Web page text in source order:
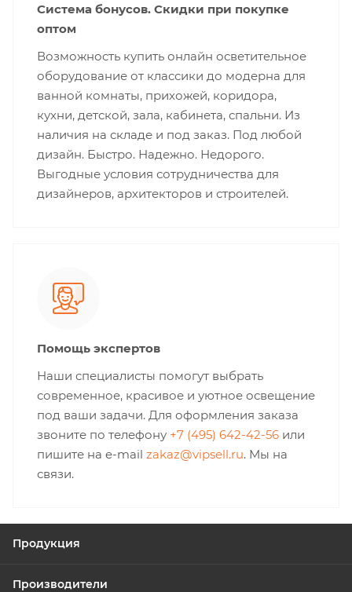
Система бонусов. Скидки при покупке
оптом
Возможность купить онлайн осветительное
оборудование от классики до модерна для
ванной комнаты, прихожей, коридора,
кухни, детской, зала, кабинета, спальни. Из
наличия на складе и под заказ. Под любой
дизайн. Быстро. Надежно. Недорого.
Выгодные условия сотрудничества для
дизайнеров, архитекторов и строителей.
Помощь экспертов
Наши специалисты помогут выбрать
современное, красивое и уютное освещение
под ваши задачи. Для оформления заказа
звоните по телефону +7 (495) 642-42-56 или
пишите на e-mail zakaz@vipsell.ru. Мы на
связи.
Продукция
Производители